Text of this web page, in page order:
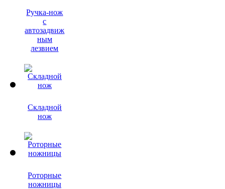
Ручка-нож
с
автозадвиж
ным
лезвием
Складной
нож
Роторные
ножницы